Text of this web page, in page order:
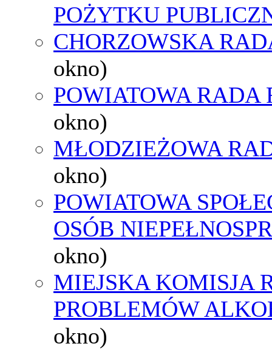
POŻYTKU
CHORZOWSKA
okno)
POWIATOWA RADA
okno)
MŁODZIEŻOWA
okno)
POWIATOWA
OSÓB
okno)
MIEJSKA KOMISJA
PROBLEMÓW
okno)